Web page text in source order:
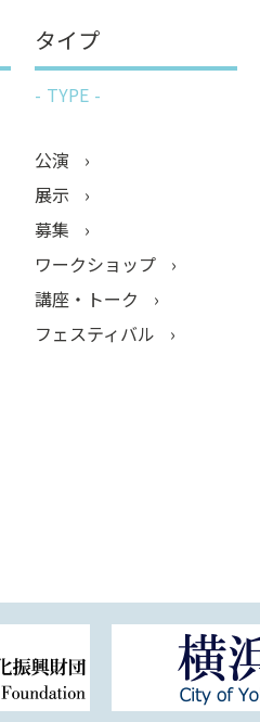
タイプ
TYPE
公演
展示
募集
ワークショップ
講座・トーク
フェスティバル